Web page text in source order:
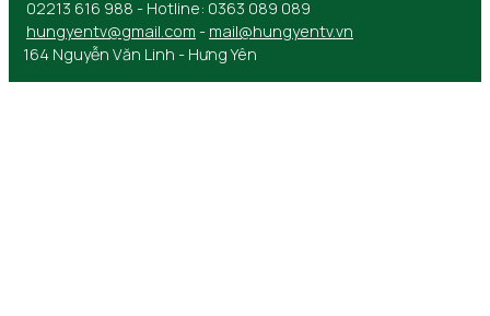
02213 616 988 - Hotline: 0363 089 089
hungyentv@gmail.com - mail@hungyentv.vn
164 Nguyễn Văn Linh - Hưng Yên